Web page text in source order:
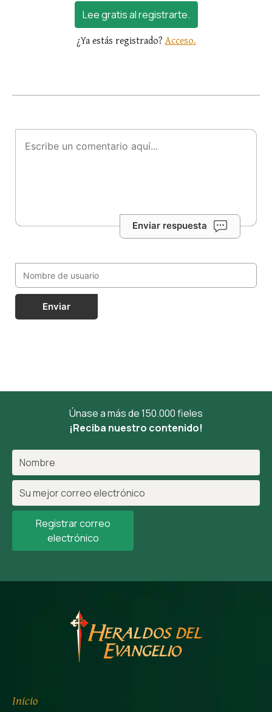
Lee gratis al registrarte.
¿Ya estás registrado? Acceso.
Enviar respuesta
Enviar
Únase a más de 150.000 fieles
¡Reciba nuestro contenido!
Registrar correo
electrónico
Inicio